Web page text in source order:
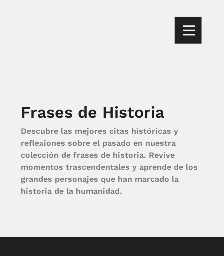
Frases de Historia
Descubre las mejores citas históricas y
reflexiones sobre el pasado en nuestra
colección de frases de historia. Revive
momentos trascendentales y aprende de los
grandes personajes que han marcado la
historia de la humanidad.